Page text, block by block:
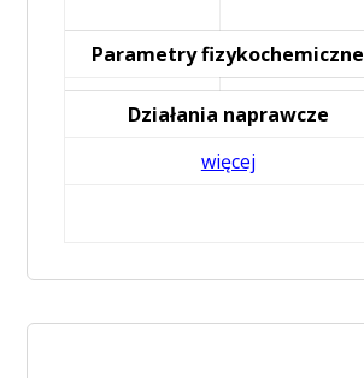
Parametry fizykochemiczne
Działania naprawcze
więcej